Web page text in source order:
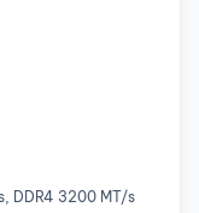
DDR4 3200 MT/s